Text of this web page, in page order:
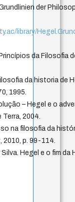
der
library/
da Filosofia
da historia de
1995.
– Hegel e o
Terra, 2004.
na filosofia da
2010, p. 99-114.
Hegel e o fim